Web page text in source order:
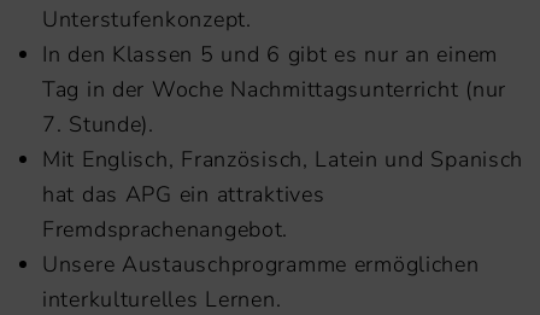
Unterstufenkonzept.
In den Klassen 5 und 6 gibt es nur an einem
Tag in der Woche Nachmittagsunterricht (nur
7. Stunde).
Mit Englisch, Französisch, Latein und Spanisch
hat das APG ein attraktives
Fremdsprachenangebot.
Unsere Austauschprogramme ermöglichen
interkulturelles Lernen.